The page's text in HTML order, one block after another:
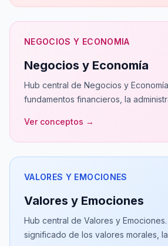
NEGOCIOS Y ECONOMIA
Negocios y Economía
Hub central de Negocios y
fundamentos financieros, la
mercado.
Ver conceptos →
VALORES Y EMOCIONES
Valores y Emociones
Hub central de Valores y
significado de los valores morales,